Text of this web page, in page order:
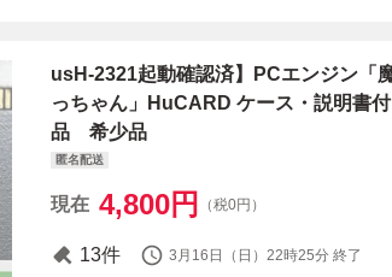
usH-2321起動確認済】PCエンジン「
っちゃん」HuCARD ケース・説明書
品 希少品
匿名配送
現在 4,800円 （税0円）
13件 3月16日（日）22時25分 終了